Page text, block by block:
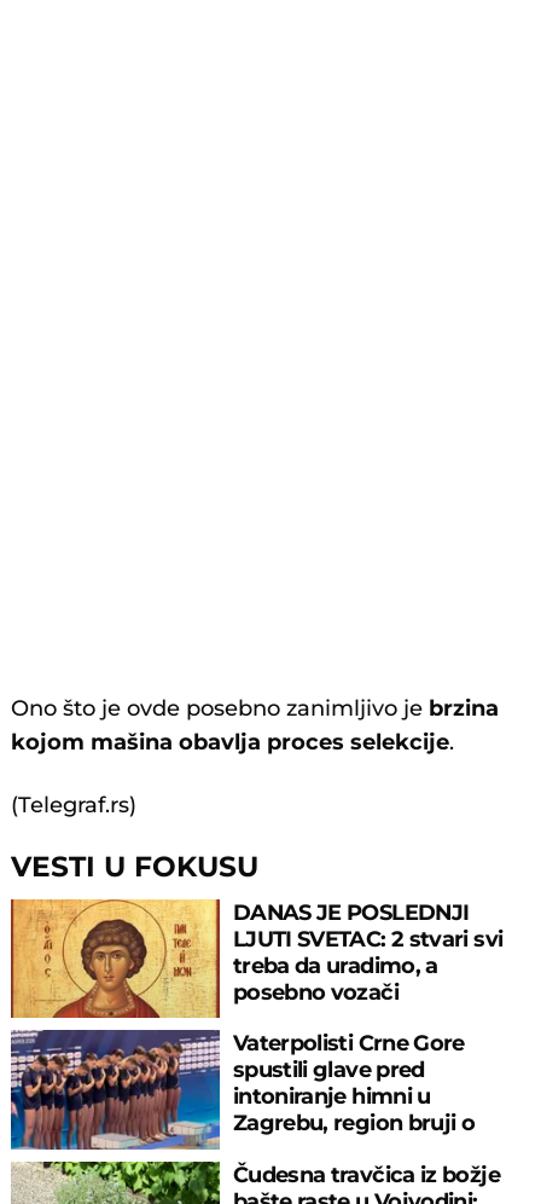
Ono što je ovde posebno zanimljivo je brzina
kojom mašina obavlja proces selekcije.
(Telegraf.rs)
VESTI U FOKUSU
DANAS JE POSLEDNJI
LJUTI SVETAC: 2 stvari svi
treba da uradimo, a
posebno vozači
Vaterpolisti Crne Gore
spustili glave pred
intoniranje himni u
Zagrebu, region bruji o
Čudesna travčica iz božje